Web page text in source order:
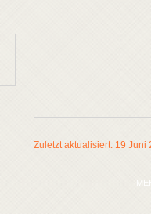
Zuletzt aktualisiert: 19 Juni